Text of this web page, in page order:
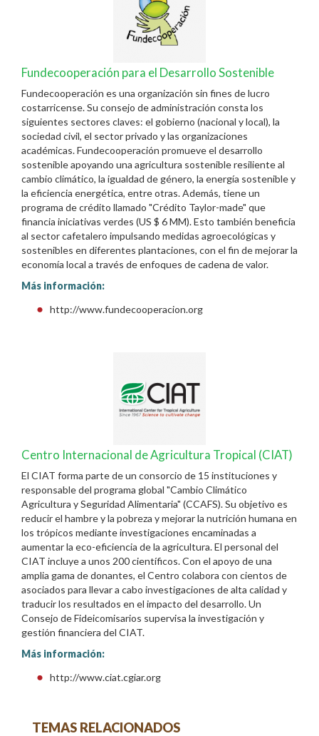
Fundecooperación para el Desarrollo Sostenible
Fundecooperación es una organización sin fines de lucro
costarricense. Su consejo de administración consta los
siguientes sectores claves: el gobierno (nacional y local), la
sociedad civil, el sector privado y las organizaciones
académicas. Fundecooperación promueve el desarrollo
sostenible apoyando una agricultura sostenible resiliente al
cambio climático, la igualdad de género, la energía sostenible y
la eficiencia energética, entre otras. Además, tiene un
programa de crédito llamado "Crédito Taylor-made" que
financia iniciativas verdes (US $ 6 MM). Esto también beneficia
al sector cafetalero impulsando medidas agroecológicas y
sostenibles en diferentes plantaciones, con el fin de mejorar la
economía local a través de enfoques de cadena de valor.
Más información:
http://www.fundecooperacion.org
Centro Internacional de Agricultura Tropical (CIAT)
El CIAT forma parte de un consorcio de 15 instituciones y
responsable del programa global "Cambio Climático
Agricultura y Seguridad Alimentaria" (CCAFS). Su objetivo es
reducir el hambre y la pobreza y mejorar la nutrición humana en
los trópicos mediante investigaciones encaminadas a
aumentar la eco-eficiencia de la agricultura. El personal del
CIAT incluye a unos 200 científicos. Con el apoyo de una
amplia gama de donantes, el Centro colabora con cientos de
asociados para llevar a cabo investigaciones de alta calidad y
traducir los resultados en el impacto del desarrollo. Un
Consejo de Fideicomisarios supervisa la investigación y
gestión financiera del CIAT.
Más información:
http://www.ciat.cgiar.org
TEMAS RELACIONADOS